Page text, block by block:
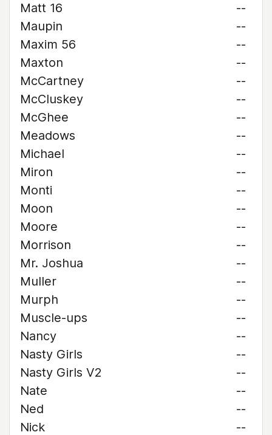
Matt 16
--
Maupin
--
Maxim 56
--
Maxton
--
McCartney
--
McCluskey
--
McGhee
--
Meadows
--
Michael
--
Miron
--
Monti
--
Moon
--
Moore
--
Morrison
--
Mr. Joshua
--
Muller
--
Murph
--
Muscle-ups
--
Nancy
--
Nasty Girls
--
Nasty Girls V2
--
Nate
--
Ned
--
Nick
--